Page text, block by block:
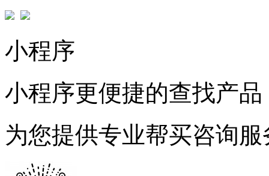
小程序
小程序更便捷的查找产品
为您提供专业帮买咨询服